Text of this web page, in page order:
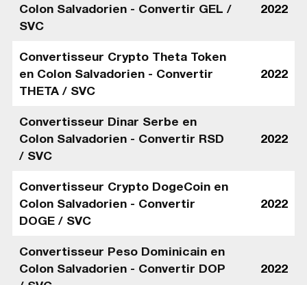
Colon Salvadorien - Convertir GEL /
SVC
2022
Convertisseur Crypto Theta Token
en Colon Salvadorien - Convertir
THETA / SVC
2022
Convertisseur Dinar Serbe en
Colon Salvadorien - Convertir RSD
/ SVC
2022
Convertisseur Crypto DogeCoin en
Colon Salvadorien - Convertir
DOGE / SVC
2022
Convertisseur Peso Dominicain en
Colon Salvadorien - Convertir DOP
2022